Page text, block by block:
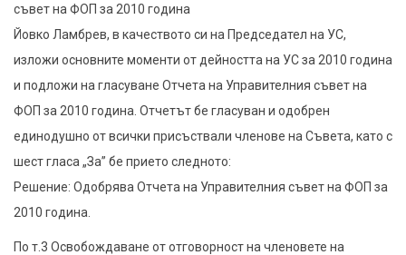
съвет на ФОП за 2010 година
Йовко Ламбрев, в качеството си на Председател на УС,
изложи основните моменти от дейността на УС за 2010 година
и подложи на гласуване Отчета на Управителния съвет на
ФОП за 2010 година. Отчетът бе гласуван и одобрен
единодушно от всички присъствали членове на Съвета, като с
шест гласа „За” бе прието следното:
Решение: Одобрява Отчета на Управителния съвет на ФОП за
2010 година.
По т.3 Освобождаване от отговорност на членовете на